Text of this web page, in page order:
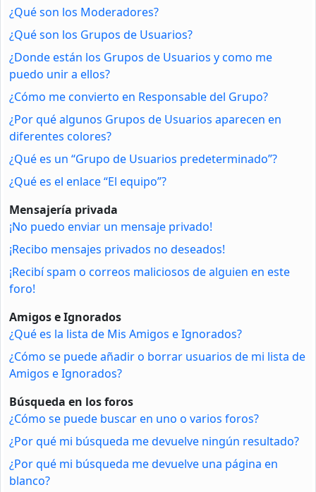
¿Qué son los Moderadores?
¿Qué son los Grupos de Usuarios?
¿Donde están los Grupos de Usuarios y como me
puedo unir a ellos?
¿Cómo me convierto en Responsable del Grupo?
¿Por qué algunos Grupos de Usuarios aparecen en
diferentes colores?
¿Qué es un “Grupo de Usuarios predeterminado”?
¿Qué es el enlace “El equipo”?
Mensajería privada
¡No puedo enviar un mensaje privado!
¡Recibo mensajes privados no deseados!
¡Recibí spam o correos maliciosos de alguien en este
foro!
Amigos e Ignorados
¿Qué es la lista de Mis Amigos e Ignorados?
¿Cómo se puede añadir o borrar usuarios de mi lista de
Amigos e Ignorados?
Búsqueda en los foros
¿Cómo se puede buscar en uno o varios foros?
¿Por qué mi búsqueda me devuelve ningún resultado?
¿Por qué mi búsqueda me devuelve una página en
blanco?